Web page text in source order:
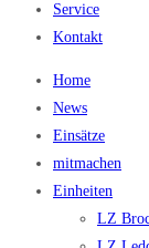
Service
Kontakt
Home
News
Einsätze
mitmachen
Einheiten
LZ